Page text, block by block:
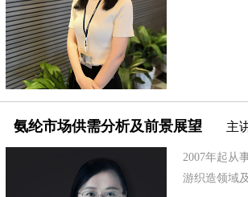
氨纶市场供需分析及前景展望 主
2007年起从
游织造领域
富力化纤有限公司
东泰和新材有限公司
绅环保科技有限公司
邦锦纶科技有限公司
美达锦纶股份有限公司
邦鹿化工有限公司
艺新材料科技有限公司